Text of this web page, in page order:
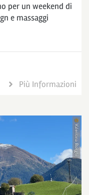
per un weekend di
e massaggi
Più Informazioni